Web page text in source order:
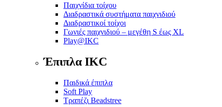
Παιχνίδια τοίχου
Διαδραστικά συστήματα παιχνιδιού
Διαδραστικοί τοίχοι
Γωνιές παιχνιδιού – μεγέθη S έως XL
Play@IKC
Έπιπλα IKC
Παιδικά έπιπλα
Soft Play
Τραπέζι Beadstree